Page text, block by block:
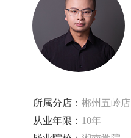
所属分店： 郴州五岭店
从业年限： 10年